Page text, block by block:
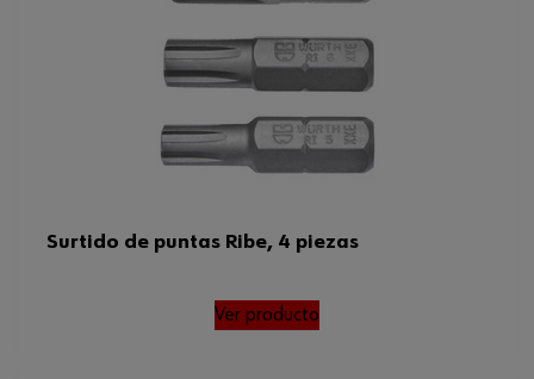
Surtido de puntas Ribe, 4 piezas
Ver producto